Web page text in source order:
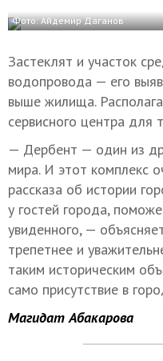
Фото: Айдемир Даганов
Застеклят и участок
водопровода — его
выше жилища.
сервисного центра для
— Дербент — один из
мира. И этот комплекс
рассказа об истории
у гостей города,
увиденного, —
трепетнее и
таким историческим
само присутствие в
Магидат Абакарова